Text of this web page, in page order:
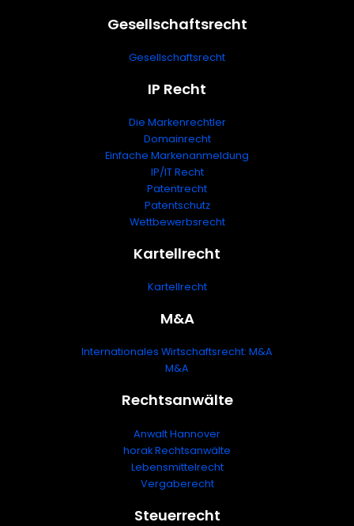
Gesellschaftsrecht
Gesellschaftsrecht
IP Recht
Die Markenrechtler
Domainrecht
Einfache Markenanmeldung
IP/IT Recht
Patentrecht
Patentschutz
Wettbewerbsrecht
Kartellrecht
Kartellrecht
M&A
Internationales Wirtschaftsrecht: M&A
M&A
Rechtsanwälte
Anwalt Hannover
horak Rechtsanwälte
Lebensmittelrecht
Vergaberecht
Steuerrecht